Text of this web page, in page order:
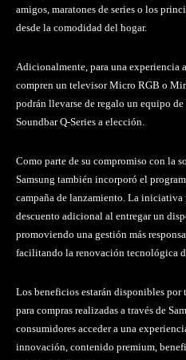
amigos, maratones de series o los
desde la comodidad del hogar.
Adicionalmente, para una experiencia
compren un televisor Micro RGB o
podrán llevarse de regalo un equipo
Soundbar Q-Series a elección.
Como parte de su compromiso con la
Samsung también incorporó el
campaña de lanzamiento. La iniciativa
descuento adicional al entregar un
promoviendo una gestión más
facilitando la renovación tecnológica
Los beneficios estarán disponibles
para compras realizadas a través de
consumidores acceder a una
innovación, contenido premium,